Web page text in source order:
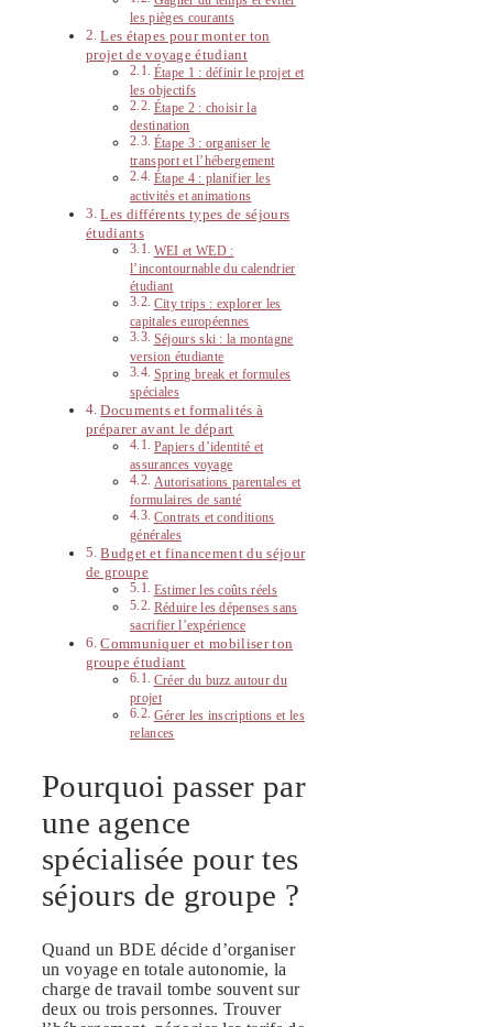
les pièges courants
Les étapes pour monter ton
projet de voyage étudiant
Étape 1 : définir le projet et
les objectifs
Étape 2 : choisir la
destination
Étape 3 : organiser le
transport et l’hébergement
Étape 4 : planifier les
activités et animations
Les différents types de séjours
étudiants
WEI et WED :
l’incontournable du calendrier
étudiant
City trips : explorer les
capitales européennes
Séjours ski : la montagne
version étudiante
Spring break et formules
spéciales
Documents et formalités à
préparer avant le départ
Papiers d’identité et
assurances voyage
Autorisations parentales et
formulaires de santé
Contrats et conditions
générales
Budget et financement du séjour
de groupe
Estimer les coûts réels
Réduire les dépenses sans
sacrifier l’expérience
Communiquer et mobiliser ton
groupe étudiant
Créer du buzz autour du
projet
Gérer les inscriptions et les
relances
Pourquoi passer par
une agence
spécialisée pour tes
séjours de groupe ?
Quand un BDE décide d’organiser
un voyage en totale autonomie, la
charge de travail tombe souvent sur
deux ou trois personnes. Trouver